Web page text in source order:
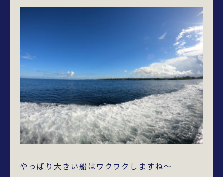
やっぱり大きい船はワクワクしますね～